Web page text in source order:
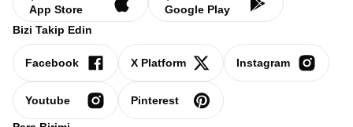
App Store
Google Play
Bizi Takip Edin
Facebook X Platform Instagram
Youtube Pinterest